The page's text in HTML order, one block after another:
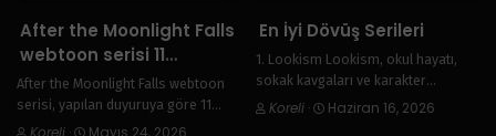
After the Moonlight Falls
webtoon serisi 11
Haziran’a kadar ara
verdi. Serinin yayın
takvimi ve dönüş
After the Moonlight Falls webtoon
serisi, yapılan duyuruya göre 11
Haziran’a kadar ara verdi. Bu süre
Koreli · Mayıs 24, 2026
En İyi Dövüş Serileri
1. Lookism Lookism, okul hayatı,
sokak kavgaları ve karakter
gelişimini başarılı şekilde bir araya
Koreli · Haziran 16, 2026